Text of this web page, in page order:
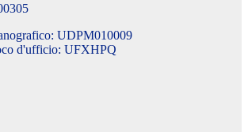
UDPM010009
d'ufficio: UFXHPQ